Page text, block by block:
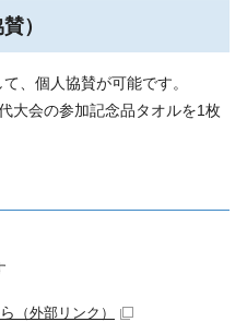
）
、個人協賛が可能です。
大会の参加記念品タオルを1枚
（外部リンク）